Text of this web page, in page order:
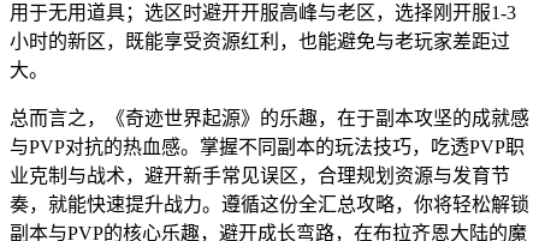
用于无用道具；选区时避开开服高峰与老区，选择刚开服1-3
小时的新区，既能享受资源红利，也能避免与老玩家差距过
大。
总而言之，《奇迹世界起源》的乐趣，在于副本攻坚的成就感
与PVP对抗的热血感。掌握不同副本的玩法技巧，吃透PVP职
业克制与战术，避开新手常见误区，合理规划资源与发育节
奏，就能快速提升战力。遵循这份全汇总攻略，你将轻松解锁
副本与PVP的核心乐趣，避开成长弯路，在布拉齐恩大陆的魔